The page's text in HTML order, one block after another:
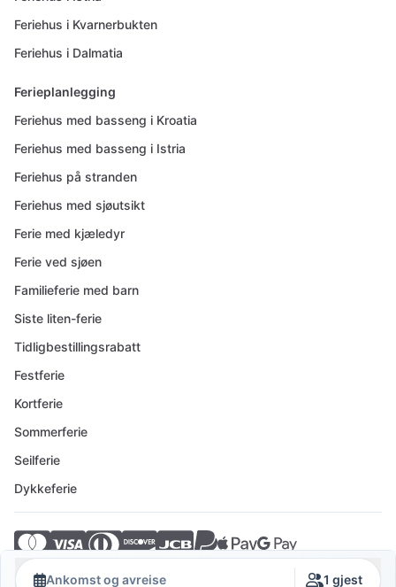
Ankomst og avreise 1 gjest
Feriehus i Kvarnerbukten
Feriehus i Dalmatia
Ferieplanlegging
Feriehus med basseng i Kroatia
Feriehus med basseng i Istria
Feriehus på stranden
Feriehus med sjøutsikt
Ferie med kjæledyr
Ferie ved sjøen
Familieferie med barn
Siste liten-ferie
Tidligbestillingsrabatt
Festferie
Kortferie
Sommerferie
Seilferie
Dykkeferie
© 2026 Crovillas GmbH